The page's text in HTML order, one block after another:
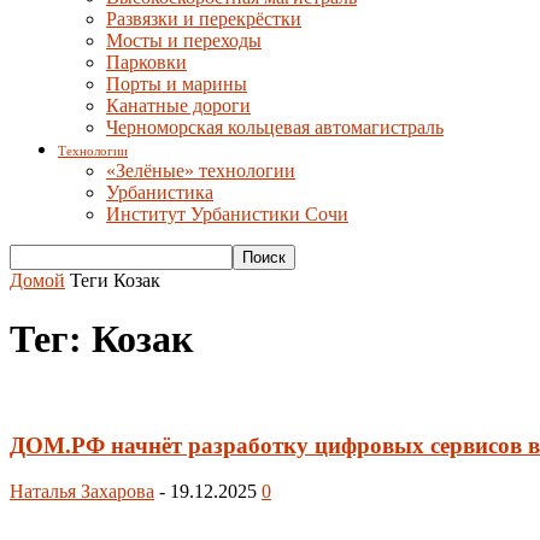
Развязки и перекрёстки
Мосты и переходы
Парковки
Порты и марины
Канатные дороги
Черноморская кольцевая автомагистраль
Технологии
«Зелёные» технологии
Урбанистика
Институт Урбанистики Сочи
Домой Теги Козак
Тег: Козак
ДОМ.РФ начнёт разработку цифровых сервисов
Наталья Захарова - 19.12.2025 0